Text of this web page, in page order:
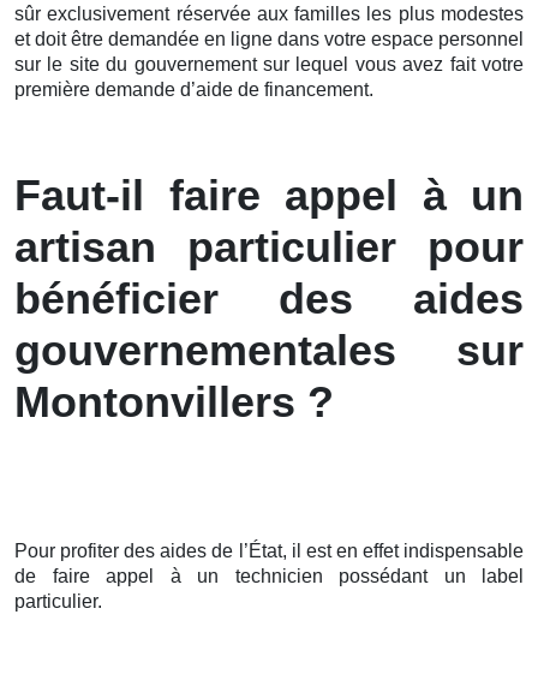
sûr exclusivement réservée aux familles les plus modestes
et doit être demandée en ligne dans votre espace personnel
sur le site du gouvernement sur lequel vous avez fait votre
première demande d’aide de financement.
Faut-il faire appel à un
artisan particulier pour
bénéficier des aides
gouvernementales sur
Montonvillers ?
Pour profiter des aides de l’État, il est en effet indispensable
de faire appel à un technicien possédant un label
particulier.